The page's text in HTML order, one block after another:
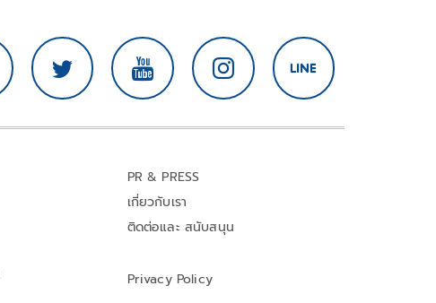
PR & PRESS
เกี่ยวกับเรา
ติดต่อและ สนับสนุน
Privacy Policy